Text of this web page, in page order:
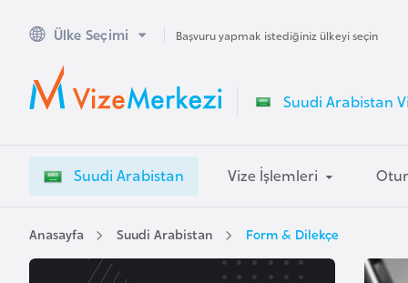
Ülke Seçimi Başvuru yapmak istediğiniz ülkeyi seçin
Suudi Arabistan
Suudi Arabistan Vize İşlemleri
Anasayfa Suudi Arabistan Form & Dilekçe
A
u
s
a
l